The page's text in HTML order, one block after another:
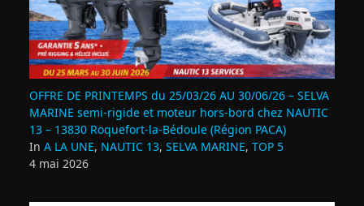
OFFRE DE PRINTEMPS du 25/03/26 AU 30/06/26 – SELVA
MARINE semi-rigide et moteur hors-bord chez NAUTIC
13 – 13830 Roquefort‑la‑Bédoule (Région PACA)
In A LA UNE, NAUTIC 13, SELVA MARINE, TOP 5
4 mai 2026